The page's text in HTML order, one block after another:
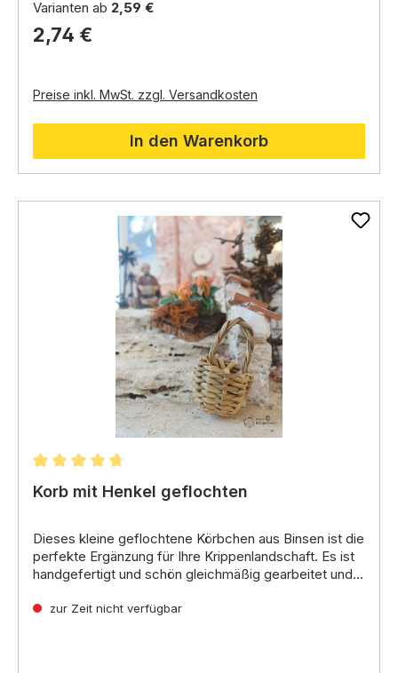
Robust
Verwendungsmöglichkeiten:
Der Korb kann zum Aufbewahren von kleinen
verwendet werden.
Die beiden Größen können zusammen verwendet
werden, um eine interessante Szene zu erstellen.
Varianten ab 2,59 €
2,74 €
Preise inkl. MwSt. zzgl. Versandkosten
In den Warenkorb
Durchschnittliche Bewertung von 4.79 von 5
Korb mit Henkel geflochten
Dieses kleine geflochtene Körbchen aus Binsen ist die
perfekte Ergänzung für Ihre Krippenlandschaft. Es ist
handgefertigt und schön gleichmäßig gearbeitet und
Gegenständen wie Obst,
zur Zeit nicht verfügbar